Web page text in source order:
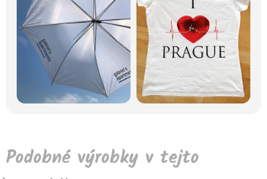
Podobné výrobky v tejto